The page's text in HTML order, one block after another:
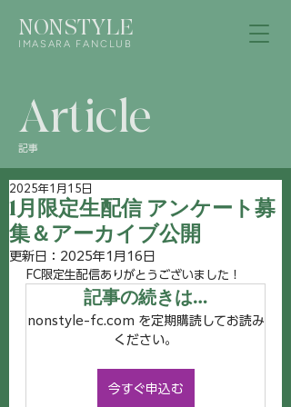
NONSTYLE
IMASARA FANCLUB
Article
記事
1月限定生配信 アンケート募
集＆アーカイブ公開
2025年1月15日
更新日： 2025年1月16日
FC限定生配信ありがとうございました！
記事の続きは…
nonstyle-fc.com を定期購読してお読み
ください。
今すぐ申込む